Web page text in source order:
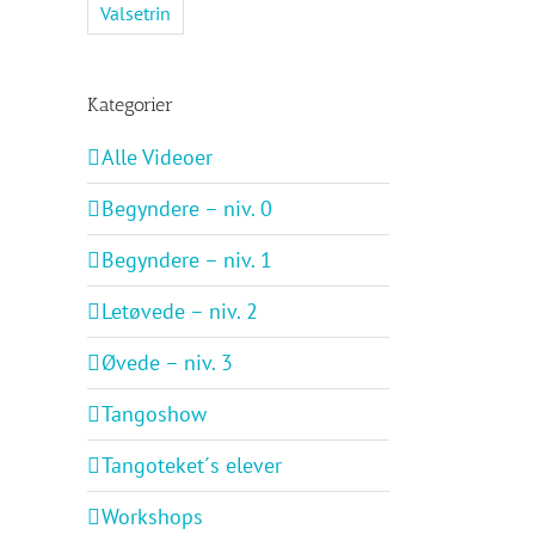
Valsetrin
Kategorier
Alle Videoer
Begyndere – niv. 0
Begyndere – niv. 1
Letøvede – niv. 2
Øvede – niv. 3
Tangoshow
Tangoteket´s elever
Workshops